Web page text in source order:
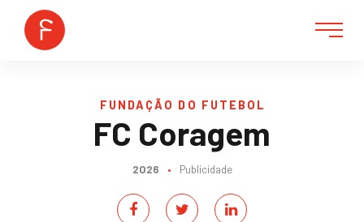
FUNDAÇÃO DO FUTEBOL
FC Coragem
2026 • Publicidade